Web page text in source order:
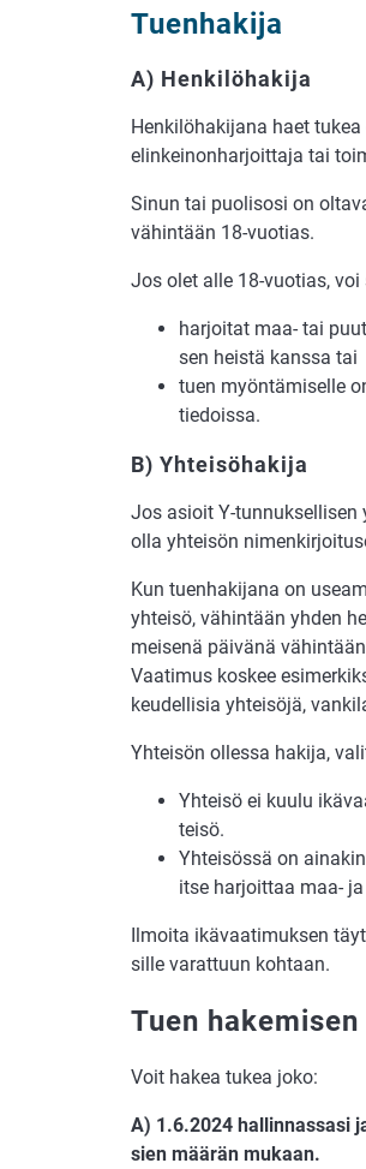
Tuenhakija
A) Henkilöhakija
Henkilöhakijana haet
elinkeinonharjoittaja tai
Sinun tai puolisosi on
vähintään 18-vuo­ti­as.
Jos olet alle 18-vuo­ti­as,
harjoitat maa- tai
sen heis­tä kans­sa tai
tuen myön­tä­mi­sel­le
tie­dois­sa.
B) Yhteisöhakija
Jos asioit Y-tunnuksellisen
olla yhteisön
Kun tuen­ha­ki­ja­na on
yh­tei­sö, vä­hin­tään yh­den
mei­se­nä päi­vä­nä
Vaa­ti­mus kos­kee
keu­del­li­sia yh­tei­sö­jä,
Yhteisön ollessa hakija,
Yh­tei­sö ei kuu­lu
tei­sö.
Yh­tei­sös­sä on
itse har­joit­taa maa-
Il­moi­ta ikä­vaa­ti­muk­sen
sille va­rat­tuun kohtaan.
Tuen
Voit ha­kea tu­kea joko:
A) 1.6.2024 hal­lin­nas­sa­si
sien mää­rän mu­kaan.